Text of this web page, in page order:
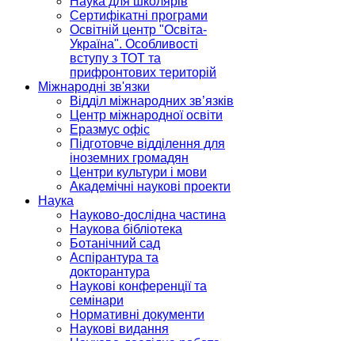
Сертифікатні програми
Освітній центр "Освіта-
Україна". Особливості
вступу з ТОТ та
прифронтових територій
Міжнародні зв'язки
Відділ міжнародних зв’язків
Центр міжнародної освіти
Еразмус офіс
Підготовче відділення для
іноземних громадян
Центри культури і мови
Академічні наукові проекти
Наука
Науково-дослідна частина
Наукова бібліотека
Ботанічний сад
Аспірантура та
докторантура
Наукові конференції та
семінари
Нормативні документи
Наукові видання